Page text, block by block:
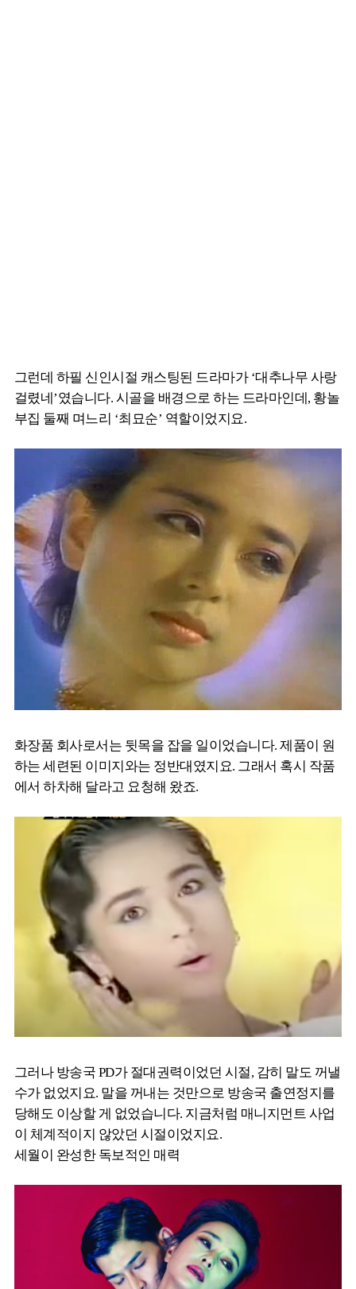
그런데 하필 신인시절 캐스팅된 드라마가 ‘대추나무 사랑
걸렸네’였습니다. 시골을 배경으로 하는 드라마인데, 황놀
부집 둘째 며느리 ‘최묘순’ 역할이었지요.
화장품 회사로서는 뒷목을 잡을 일이었습니다. 제품이 원
하는 세련된 이미지와는 정반대였지요. 그래서 혹시 작품
에서 하차해 달라고 요청해 왔죠.
그러나 방송국 PD가 절대권력이었던 시절, 감히 말도 꺼낼
수가 없었지요. 말을 꺼내는 것만으로 방송국 출연정지를
당해도 이상할 게 없었습니다. 지금처럼 매니지먼트 사업
이 체계적이지 않았던 시절이었지요.
세월이 완성한 독보적인 매력